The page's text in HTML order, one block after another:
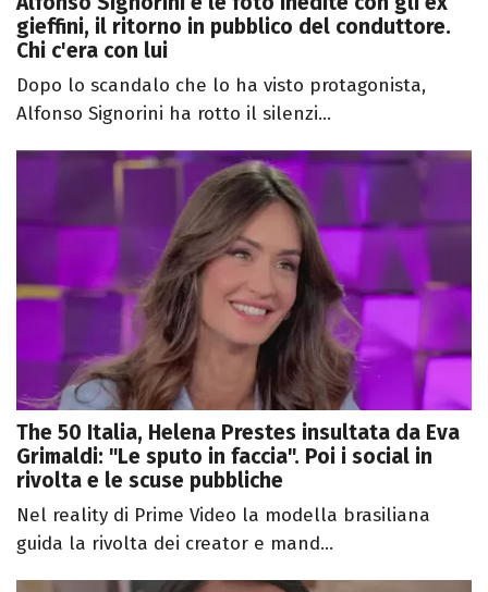
gieffini, il ritorno in pubblico del conduttore.
Chi c'era con lui
Dopo lo scandalo che lo ha visto protagonista,
Alfonso Signorini ha rotto il silenzi...
The 50 Italia, Helena Prestes insultata da Eva
Grimaldi: "Le sputo in faccia". Poi i social in
rivolta e le scuse pubbliche
Nel reality di Prime Video la modella brasiliana
guida la rivolta dei creator e mand...